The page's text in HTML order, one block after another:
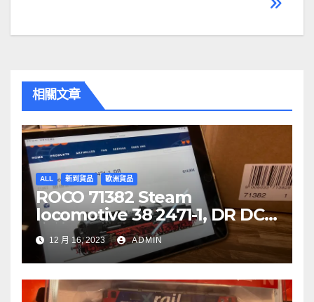
導
相關文章
ALL 新到貨品 歐洲貨品
ROCO 71382 Steam
locomotive 38 2471-1, DR DCC
音效噴煙機車
12 月 16, 2023 ADMIN